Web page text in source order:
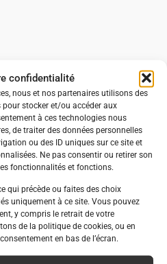
confidentialité
nous et nos partenaires utilisons des
stocker et/ou accéder aux
à ces technologies nous
de traiter des données personnelles
ou des ID uniques sur ce site et
Ne pas consentir ou retirer son
fonctionnalités et fonctions.
qui précède ou faites des choix
uniquement à ce site. Vous pouvez
y compris le retrait de votre
de la politique de cookies, ou en
en bas de l’écran.